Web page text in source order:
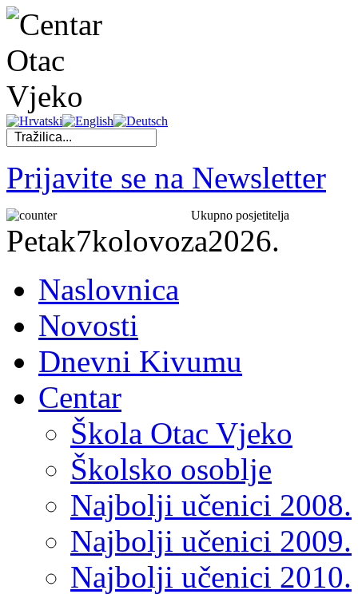
Prijavite se na Newsletter
Ukupno posjetitelja
Petak7kolovoza2026.
Naslovnica
Novosti
Dnevni Kivumu
Centar
Škola Otac Vjeko
Školsko osoblje
Najbolji učenici 2008.
Najbolji učenici 2009.
Najbolji učenici 2010.